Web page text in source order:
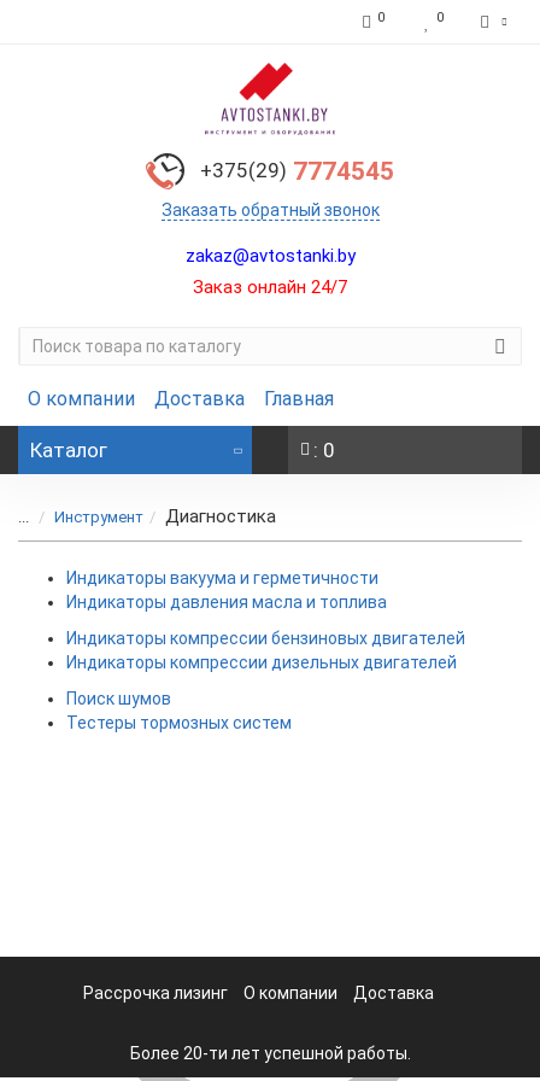
0 0
+375(29) 7774545
Заказать обратный звонок
zakaz@avtostanki.by
Заказ онлайн 24/7
О компании Доставка Главная
Каталог : 0
... Инструмент Диагностика
Индикаторы вакуума и герметичности
Индикаторы давления масла и топлива
Индикаторы компрессии бензиновых двигателей
Индикаторы компрессии дизельных двигателей
Поиск шумов
Тестеры тормозных систем
Рассрочка лизинг О компании Доставка
Более 20-ти лет успешной работы.